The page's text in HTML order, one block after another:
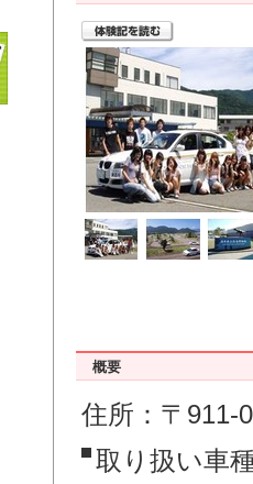
概要
住所：〒911-
取り扱い車